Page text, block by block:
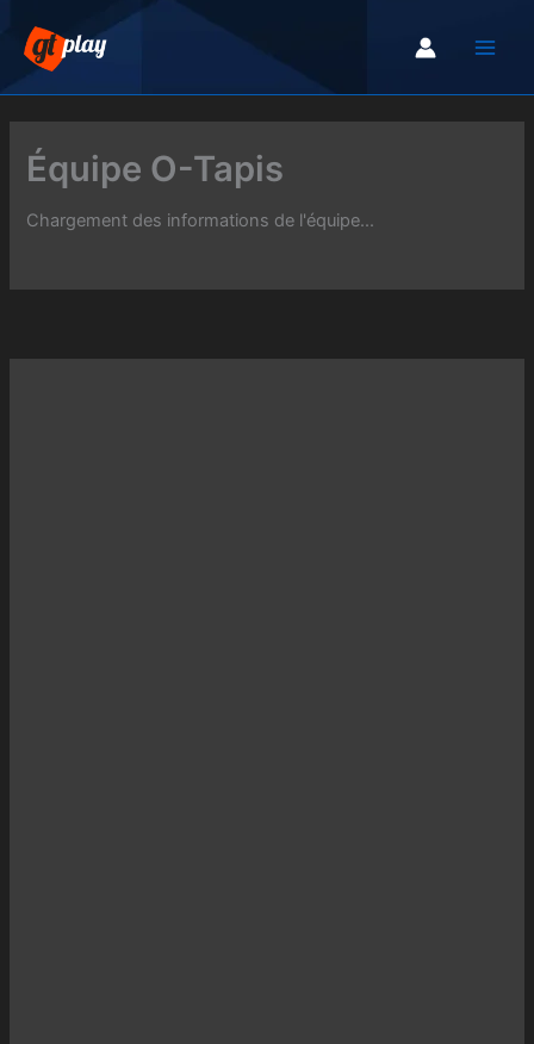
contenu
Équipe O-Tapis
Chargement des informations de l'équipe...